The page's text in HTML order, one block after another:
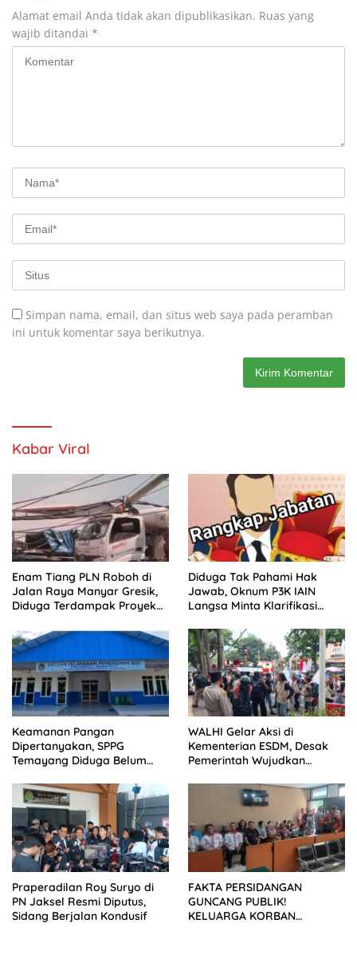
Alamat email Anda tidak akan dipublikasikan. Ruas yang
wajib ditandai *
Simpan nama, email, dan situs web saya pada peramban
ini untuk komentar saya berikutnya.
Kabar Viral
Enam Tiang PLN Roboh di
Jalan Raya Manyar Gresik,
Diduga Terdampak Proyek
Diduga Tak Pahami Hak
Jawab, Oknum P3K IAIN
Langsa Minta Klarifikasi
Keamanan Pangan
Dipertanyakan, SPPG
Temayang Diduga Belum
WALHI Gelar Aksi di
Kementerian ESDM, Desak
Pemerintah Wujudkan
Praperadilan Roy Suryo di
PN Jaksel Resmi Diputus,
Sidang Berjalan Kondusif
FAKTA PERSIDANGAN
GUNCANG PUBLIK!
KELUARGA KORBAN